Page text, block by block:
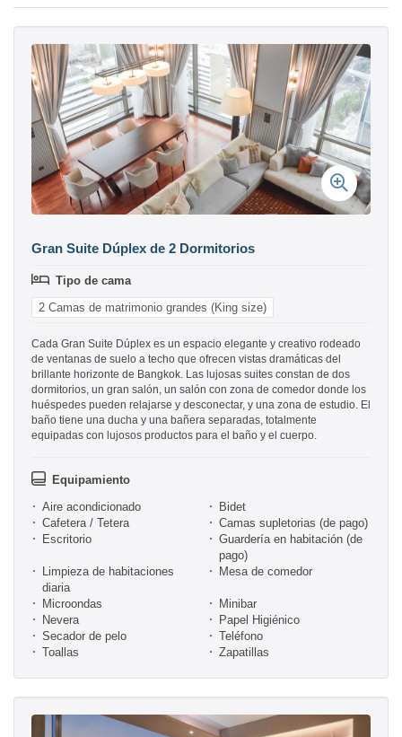
Gran Suite Dúplex de 2 Dormitorios
Tipo de cama
2 Camas de matrimonio grandes (King size)
Cada Gran Suite Dúplex es un espacio elegante y creativo rodeado
de ventanas de suelo a techo que ofrecen vistas dramáticas del
brillante horizonte de Bangkok. Las lujosas suites constan de dos
dormitorios, un gran salón, un salón con zona de comedor donde los
huéspedes pueden relajarse y desconectar, y una zona de estudio. El
baño tiene una ducha y una bañera separadas, totalmente
equipadas con lujosos productos para el baño y el cuerpo.
Equipamiento
Aire acondicionado
Bidet
Cafetera / Tetera
Camas supletorias (de pago)
Escritorio
Guardería en habitación (de
pago)
Limpieza de habitaciones
diaria
Mesa de comedor
Microondas
Minibar
Nevera
Papel Higiénico
Secador de pelo
Teléfono
Toallas
Zapatillas